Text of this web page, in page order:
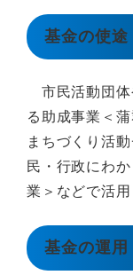
基金の使途
市民活動団体
る助成事業＜
まちづくり活
民・行政にわ
業＞などで活用
基金の運用